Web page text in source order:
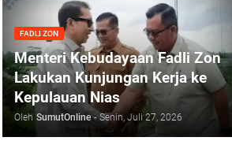
FADLI ZON
Menteri Kebudayaan Fadli Zon
Lakukan Kunjungan Kerja ke
Kepulauan Nias
Oleh SumutOnline - Senin, Juli 27, 2026